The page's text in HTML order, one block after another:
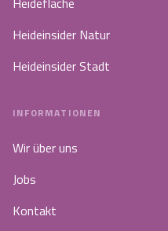
Heideinsider Natur
Heideinsider Stadt
INFORMATIONEN
Wir über uns
Jobs
Kontakt